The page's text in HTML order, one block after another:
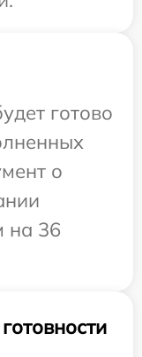
готово
о
на 36